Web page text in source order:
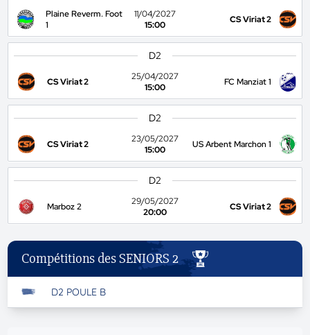
Plaine Reverm. Foot
1
11/04/2027
15:00
CS Viriat 2
D2
CS Viriat 2
25/04/2027
15:00
FC Manziat 1
D2
CS Viriat 2
23/05/2027
15:00
US Arbent Marchon 1
D2
Marboz 2
29/05/2027
20:00
CS Viriat 2
Compétitions des SENIORS 2
D2 POULE B